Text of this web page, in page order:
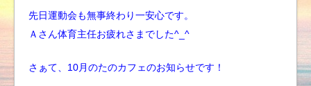
先日運動会も無事終わり一安心です。
Ａさん体育主任お疲れさまでした^_^
さぁて、10月のたのカフェのお知らせです！